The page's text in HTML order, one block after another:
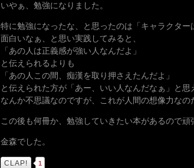
いやぁ、勉強になりました。
特に勉強になったな、と思ったのは「キャラクタ
面白いなぁ、と思い実践してみると、
「あの人は正義感が強い人なんだよ」
と伝えられるよりも
「あの人この間、痴漢を取り押さえたんだよ」
と伝えられた方が「あー、いい人なんだなぁ」と思
なんか不思議なのですが、これが人間の想像力なの
この後も何冊か、勉強していきたい本があるので頑
金森でした。
CLAP! 1